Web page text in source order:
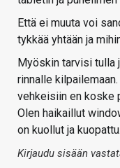
Että ei muuta voi
tykkää yhtään ja
Myöskin tarvisi tulla
rinnalle
vehkeisiin en koske
Olen haikaillut
on kuollut ja kuopattu.
Kirjaudu sisään